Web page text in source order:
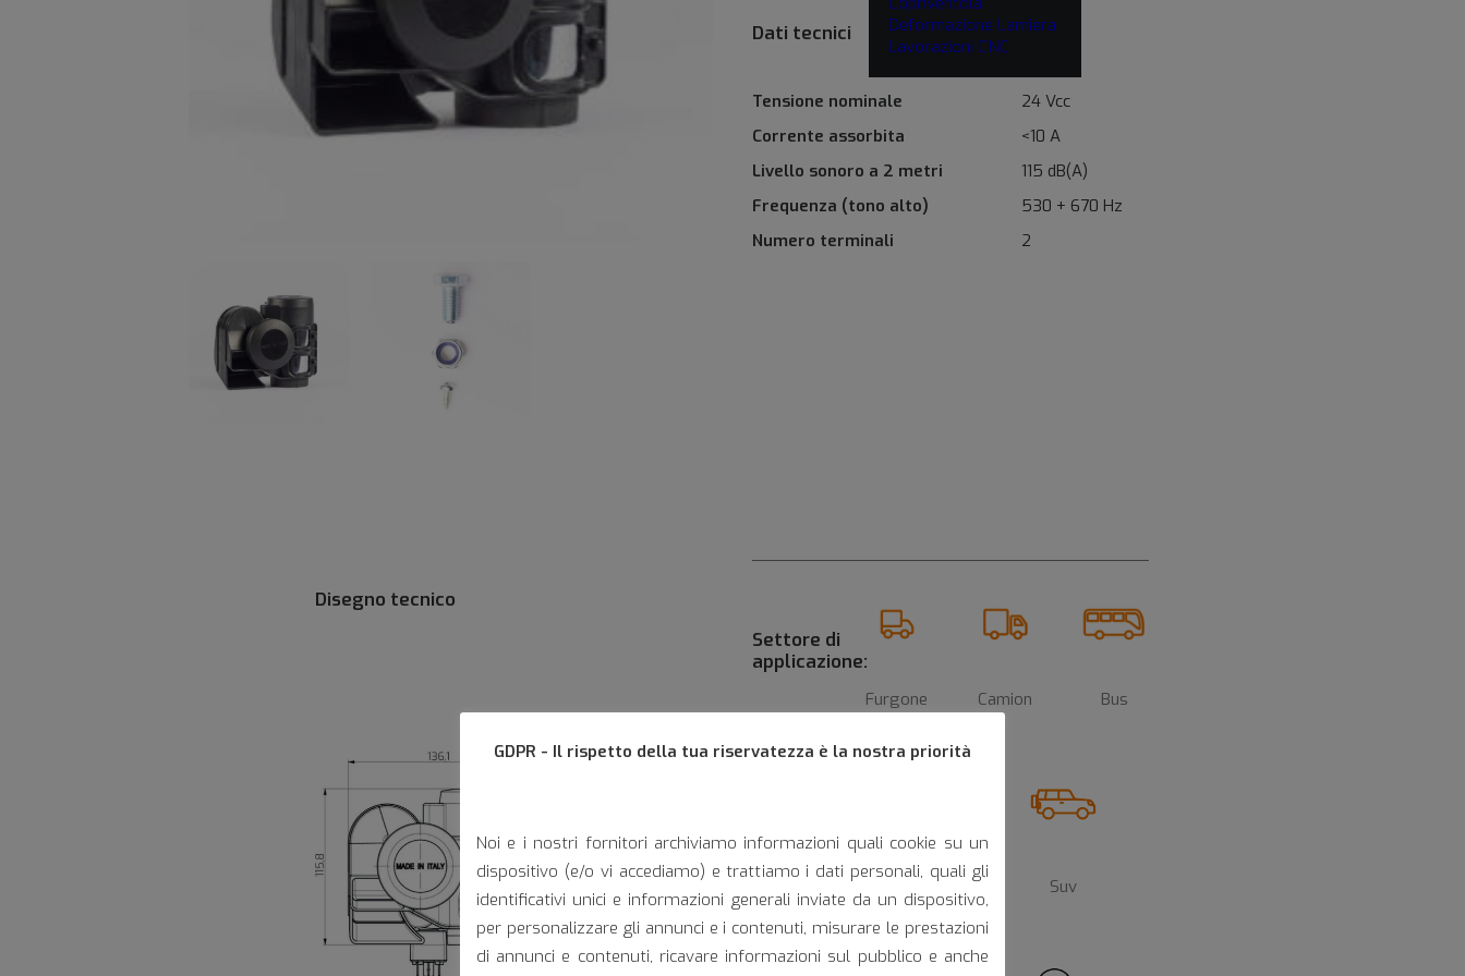
Deformazione Lamiera
Lavorazioni CNC
Dati tecnici
Tensione nominale
24 Vcc
Corrente assorbita
<10 A
Livello sonoro a 2 metri
115 dB(A)
Frequenza (tono alto)
530 + 670 Hz
Numero terminali
2
Disegno tecnico
Settore di
applicazione:
Furgone Camion Bus
Camper Suv
GDPR - Il rispetto della tua riservatezza è la nostra priorità
Noi e i nostri fornitori archiviamo informazioni quali cookie su un
dispositivo (e/o vi accediamo) e trattiamo i dati personali, quali gli
identificativi unici e informazioni generali inviate da un dispositivo,
per personalizzare gli annunci e i contenuti, misurare le prestazioni
di annunci e contenuti, ricavare informazioni sul pubblico e anche